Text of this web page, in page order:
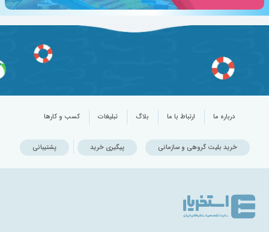
درباره ما ارتباط با ما بلاگ تبلیغات کسب و کارها
خرید بلیت گروهی و سازمانی پیگیری خرید پشتیبانی